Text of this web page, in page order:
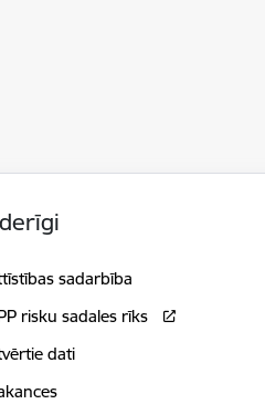
sadarbība
risku sadales rīks
dati